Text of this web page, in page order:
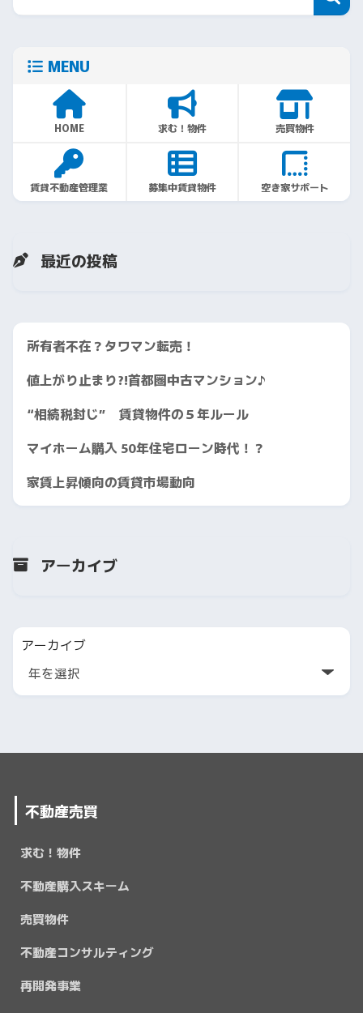
MENU
HOME 求む！物件 売買物件
賃貸不動産管理業 募集中賃貸物件 空き家サポート
最近の投稿
所有者不在？タワマン転売！
値上がり止まり?!首都圏中古マンション♪
“相続税封じ” 賃貸物件の５年ルール
マイホーム購入 50年住宅ローン時代！？
家賃上昇傾向の賃貸市場動向
アーカイブ
アーカイブ
不動産売買
求む！物件
不動産購入スキーム
売買物件
不動産コンサルティング
再開発事業